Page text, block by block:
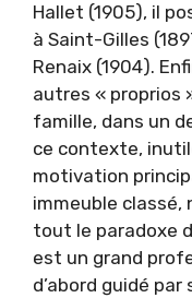
Hallet (1905), il
à Saint-Gilles
Renaix (1904).
autres « proprios
famille, dans un
ce contexte,
motivation
immeuble classé,
tout le paradoxe
est un grand
d’abord guidé